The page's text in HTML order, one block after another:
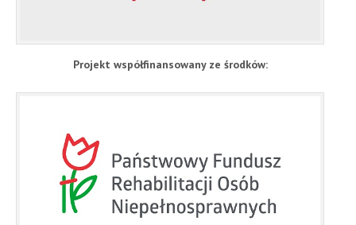
Projekt współfinansowany ze środków: